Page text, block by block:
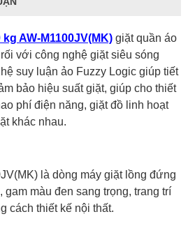
gián tiếp (dây Curoa)
– Ngang 53 cm – Sâu 56.5 cm
AW-M1100JV(MK) giặt quần áo
với công nghệ giặt siêu sóng
suy luận ảo Fuzzy Logic giúp tiết
bảo hiệu suất giặt, giúp cho thiết
phí điện năng, giặt đồ linh hoạt
khác nhau.
là dòng máy giặt lồng đứng
gam màu đen sang trọng, trang trí
cách thiết kế nội thất.